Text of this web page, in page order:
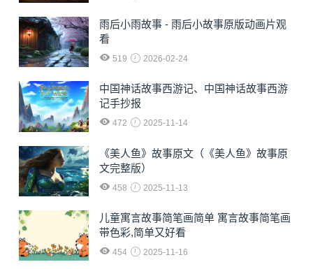
雨后小雨故事 - 雨后小故事原版动画片观
看
519 2026-02-24
中国神话故事西游记、中国神话故事西游
记手抄报
472 2025-11-14
《美人鱼》故事原文（《美人鱼》故事原
文完整版）
458 2025-11-13
儿童寓言故事简笔画简单 寓言故事简笔画
带色彩,简单又好看
454 2025-11-16